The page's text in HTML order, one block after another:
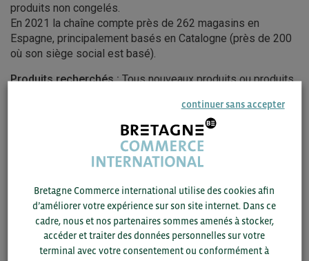
produits non congelés.
En 2021 la chaîne compte près de 262 magasins en
Espagne, principalement basés en Catalogne (près de 200
où son siège social est basé).
Produits recherchés :Tous nouveaux produits ou produits
catégories de produits déjà distribués. Coquilles St
Jacques, Homards, Moules, etc.
Audit de tous les nouveaux fournisseurs avec un référentiel
MES FRED – Espagne
Site internet :https://www.mesfred.es
continuer sans accepter
Bretagne Commerce international utilise des cookies afin
d’améliorer votre expérience sur son site internet. Dans ce
cadre, nous et nos partenaires sommes amenés à stocker,
accéder et traiter des données personnelles sur votre
terminal avec votre consentement ou conformément à